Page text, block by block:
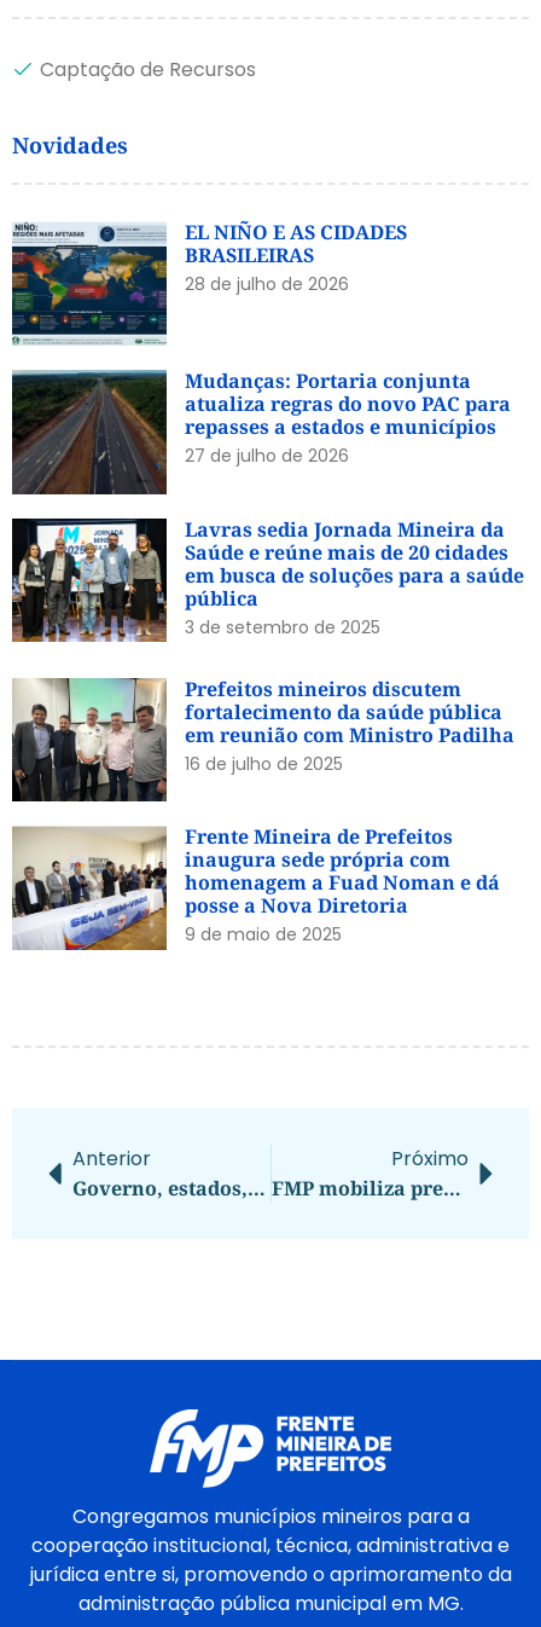
Captação de Recursos
Novidades
EL NIÑO E AS CIDADES
BRASILEIRAS
28 de julho de 2026
Mudanças: Portaria conjunta
atualiza regras do novo PAC para
repasses a estados e municípios
27 de julho de 2026
Lavras sedia Jornada Mineira da
Saúde e reúne mais de 20 cidades
em busca de soluções para a saúde
pública
3 de setembro de 2025
Prefeitos mineiros discutem
fortalecimento da saúde pública
em reunião com Ministro Padilha
16 de julho de 2025
Frente Mineira de Prefeitos
inaugura sede própria com
homenagem a Fuad Noman e dá
posse a Nova Diretoria
9 de maio de 2025
Anterior
Governo, estados, municípios e sociedade civil se unem pelo Dia D contra a Dengue.
Próximo
FMP mobiliza prefeitos para que emenda barrada por Zema volte a compor a Lei Orçamentária Anual
Congregamos municípios mineiros para a
cooperação institucional, técnica, administrativa e
jurídica entre si, promovendo o aprimoramento da
administração pública municipal em MG.